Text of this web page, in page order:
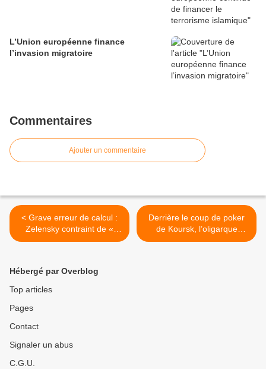
L’Union européenne finance
l’invasion migratoire
Commentaires
Ajouter un commentaire
< Grave erreur de calcul :
Zelensky contraint de «
faire tapis » à Koursk
Derrière le coup de poker
de Koursk, l’oligarque
musulman Akhmetov >
Hébergé par Overblog
Top articles
Pages
Contact
Signaler un abus
C.G.U.